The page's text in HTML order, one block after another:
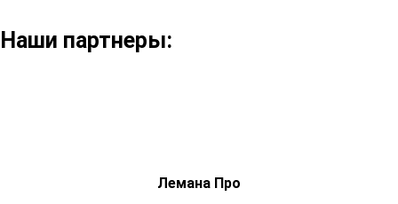
Наши партнеры:
Лемана Про